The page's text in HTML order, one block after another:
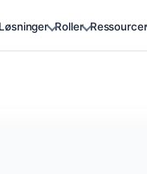
Roller Ressourcer